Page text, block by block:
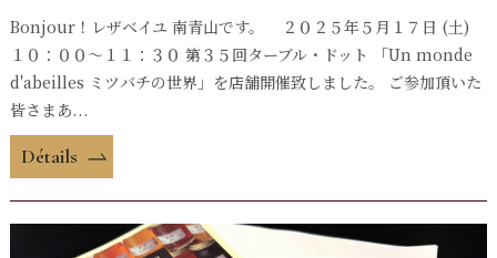
Bonjour！レザベイユ 南青山です。 ２０２５年５月１７日 (土)
１０：００〜１１：３０ 第３５回ターブル・ドット 「Un monde
d'abeilles ミツバチの世界」を店舗開催致しました。 ご参加頂いた
皆さまあ...
Détails